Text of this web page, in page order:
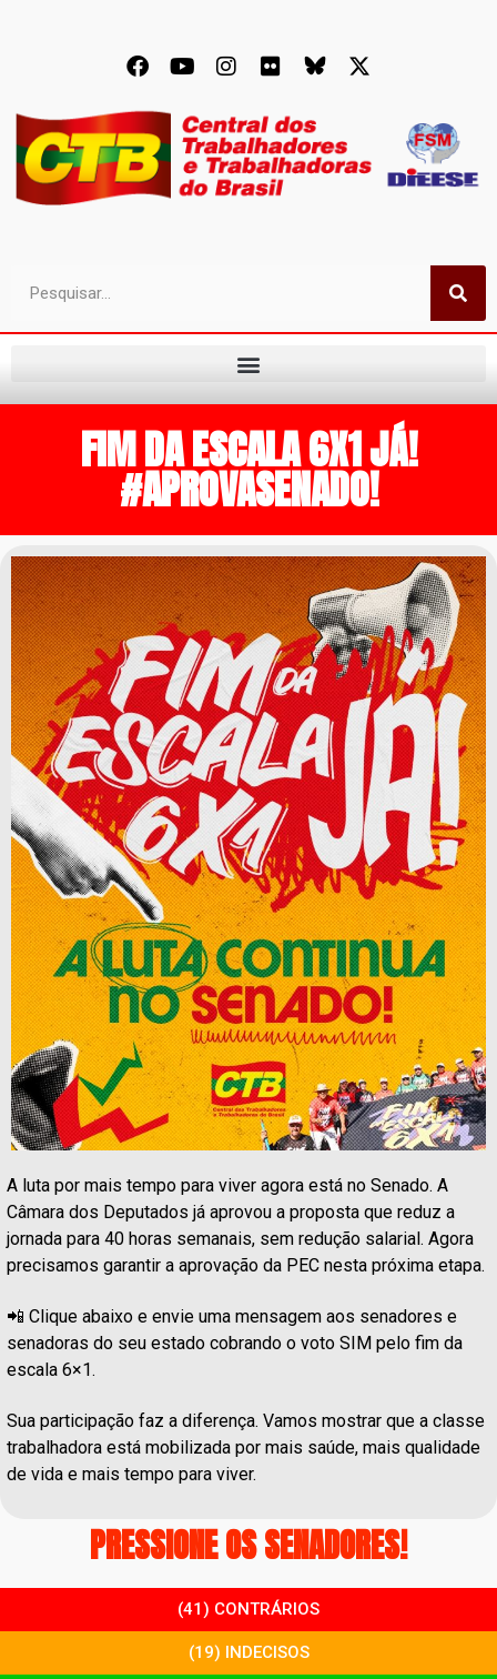
FIM DA ESCALA 6X1 JÁ!
#APROVASENADO!
A luta por mais tempo para viver agora está no Senado. A
Câmara dos Deputados já aprovou a proposta que reduz a
jornada para 40 horas semanais, sem redução salarial. Agora
precisamos garantir a aprovação da PEC nesta próxima etapa.
📲 Clique abaixo e envie uma mensagem aos senadores e
senadoras do seu estado cobrando o voto SIM pelo fim da
escala 6×1.
Sua participação faz a diferença. Vamos mostrar que a classe
trabalhadora está mobilizada por mais saúde, mais qualidade
de vida e mais tempo para viver.
PRESSIONE OS SENADORES!
(41) CONTRÁRIOS
(19) INDECISOS